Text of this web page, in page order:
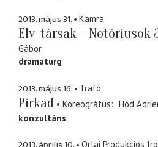
2013. május 31. Kamra
Elv-társak – Notóriusok
Gábor
dramaturg
2013. május 16. Trafó
Pirkad Koreográfus
Hód
konzultáns
Orlai Produkciós